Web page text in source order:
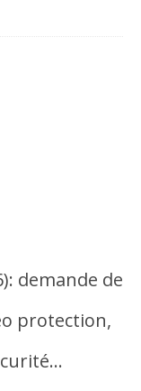
demande de
protection,